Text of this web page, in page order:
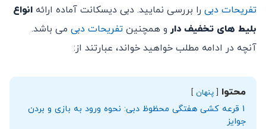
تفریحات دبی را بررسی نمایید. دبی دیسکانت آماده ارائه انواع
بلیط های تخفیف دار و همچنین تفریحات دبی می باشد.
آنچه در ادامه مطلب خواهید خواند، عبارتند از:
محتوا پنهان
1 قرعه کشی هفتگی محظوظ دبی: نحوه ورود به بازی و بردن
جوایز